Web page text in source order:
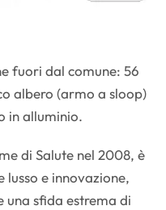
fuori dal comune: 56
albero (armo a sloop)
in alluminio.
di Salute nel 2008, è
e innovazione,
una sfida estrema di